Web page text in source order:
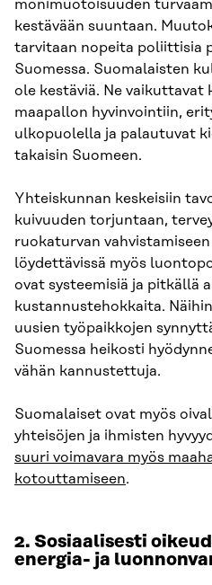
monimuotoisuuden
kestävään suuntaan.
tarvitaan nopeita poliittisia
Suomessa. Suomalaisten
ole kestäviä. Ne vaikuttavat
maapallon hyvinvointiin,
ulkopuolella ja palautuvat
takaisin Suomeen.
Yhteiskunnan keskeisiin
kuivuuden torjuntaan,
ruokaturvan
löydettävissä myös
ovat systeemisiä ja pitkällä
kustannustehokkaita.
uusien työpaikkojen
Suomessa heikosti
vähän kannustettuja.
Suomalaiset ovat myös
yhteisöjen ja ihmisten
suuri voimavara myös
kotouttamiseen.
2. Sosiaalisesti
energia- ja